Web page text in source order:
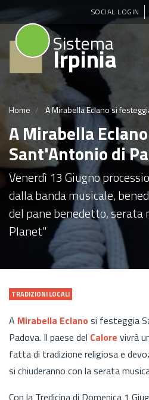
Skip
to
SOCIAL LOGIN
Sistema
Irpinia
Home A Mirabella Eclano si
A Mirabella
Sant'Antonio di
Venerdì 13 Giugno
dalla banda musicale,
del pane benedetto, serata
Planet"
TRADIZIONI LOCALI
A Mirabella Eclano si festeggia
Padova. Il paese del Calore vivrà
fatta di tradizione religiosa e
si chiuderanno con la serata
Con la Tredicina di Domenica 1